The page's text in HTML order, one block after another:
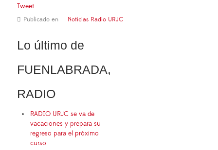
Tweet
Publicado en Noticias Radio URJC
Lo último de
FUENLABRADA,
RADIO
RADIO URJC se va de
vacaciones y prepara su
regreso para el próximo
curso